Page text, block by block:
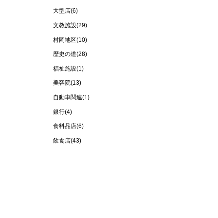
大型店(6)
文教施設(29)
村岡地区(10)
歴史の道(28)
福祉施設(1)
美容院(13)
自動車関連(1)
銀行(4)
食料品店(6)
飲食店(43)